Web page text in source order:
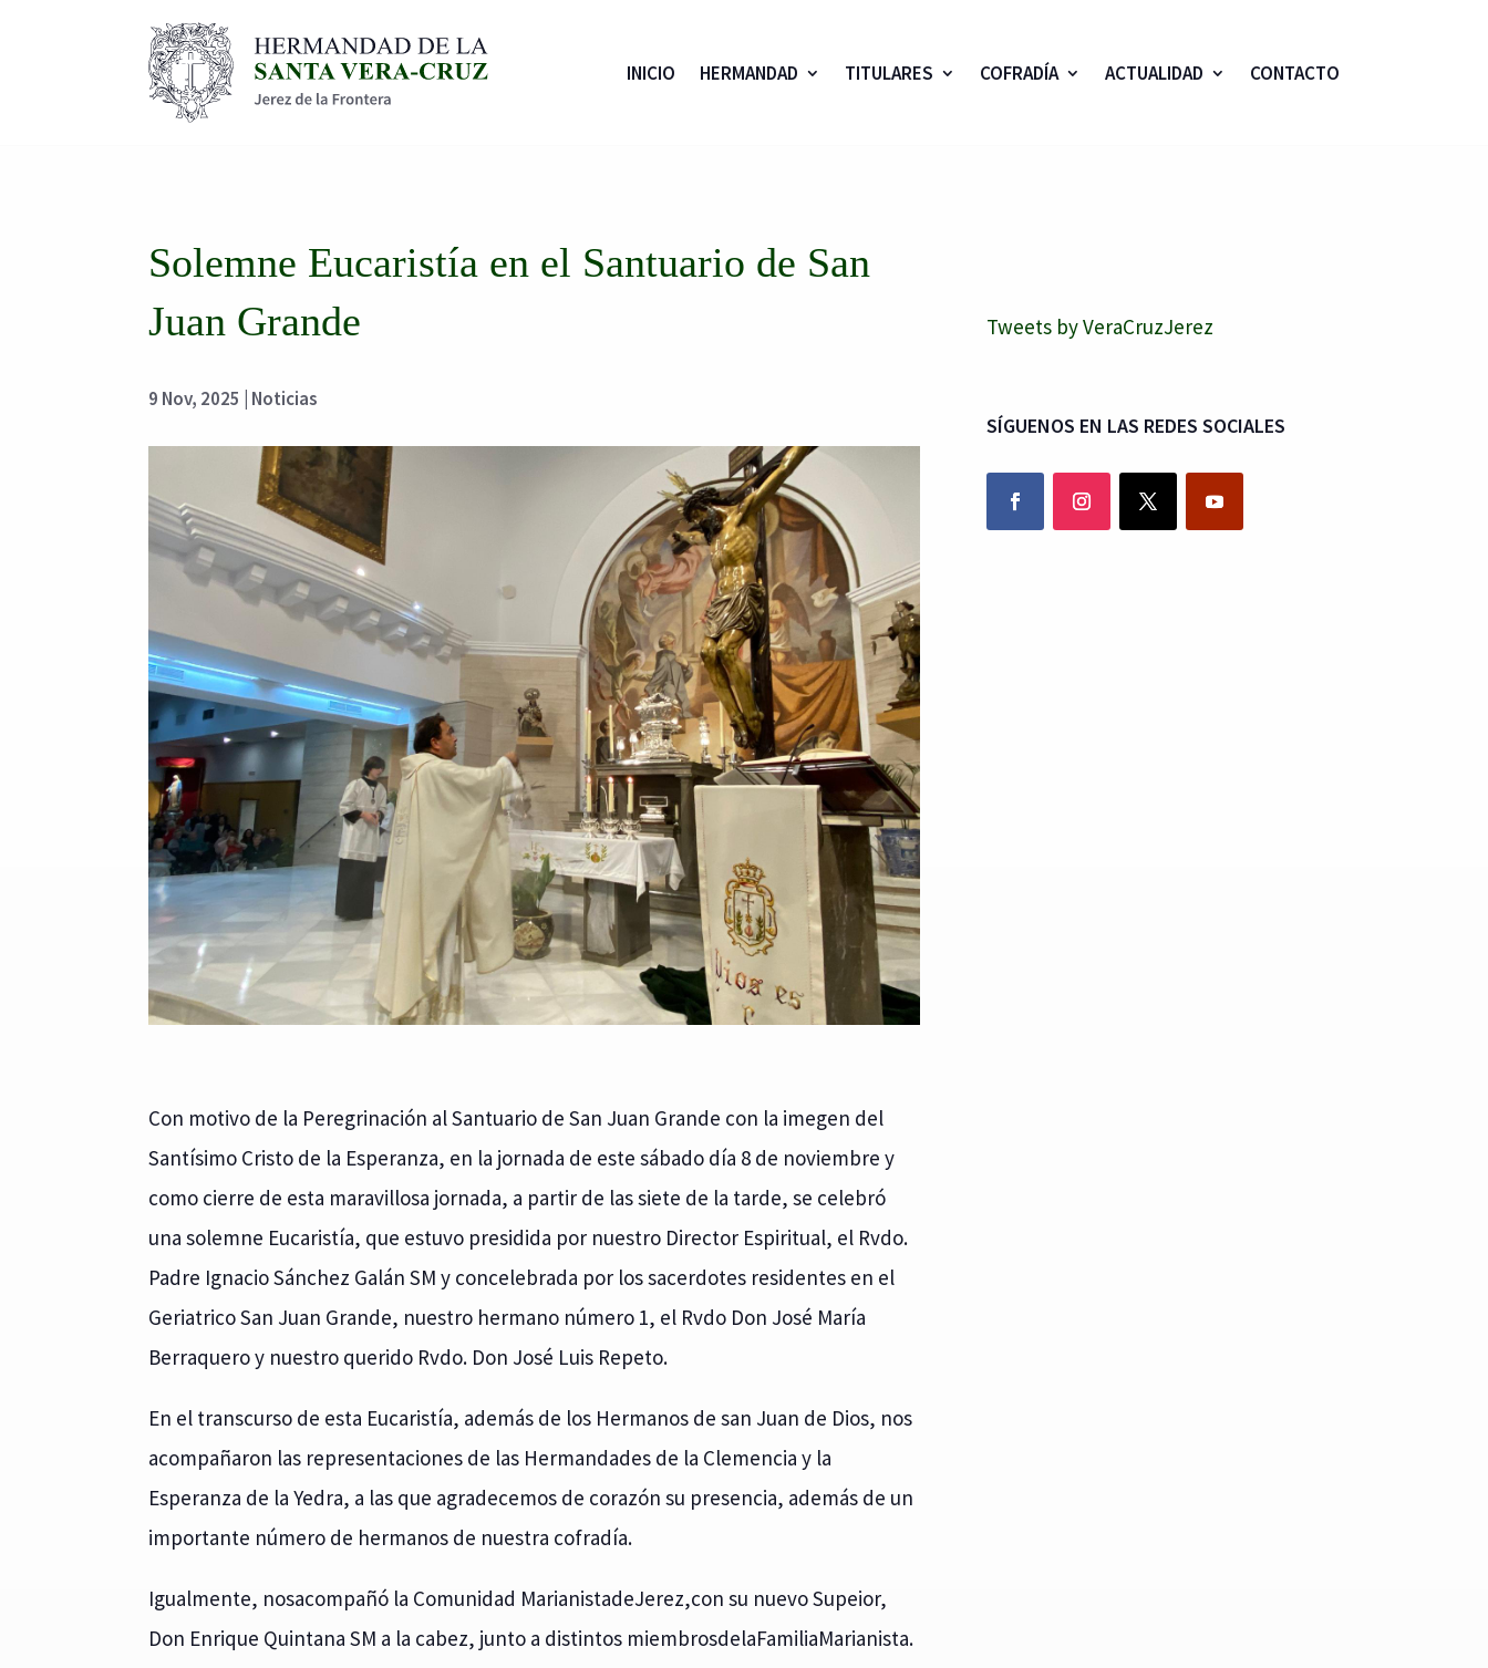
INICIO HERMANDAD TITULARES COFRADÍA ACTUALIDAD CONTACTO
Solemne Eucaristía en el Santuario de San
Juan Grande
9 Nov, 2025 Noticias
Con motivo de la Peregrinación al Santuario de San Juan Grande con la imegen del
Santísimo Cristo de la Esperanza, en la jornada de este sábado día 8 de noviembre y
como cierre de esta maravillosa jornada, a partir de las siete de la tarde, se celebró
una solemne Eucaristía, que estuvo presidida por nuestro Director Espiritual, el Rvdo.
Padre Ignacio Sánchez Galán SM y concelebrada por los sacerdotes residentes en el
Geriatrico San Juan Grande, nuestro hermano número 1, el Rvdo Don José María
Berraquero y nuestro querido Rvdo. Don José Luis Repeto.
En el transcurso de esta Eucaristía, además de los Hermanos de san Juan de Dios, nos
acompañaron las representaciones de las Hermandades de la Clemencia y la
Esperanza de la Yedra, a las que agradecemos de corazón su presencia, además de un
importante número de hermanos de nuestra cofradía.
Igualmente, nosacompañó la Comunidad MarianistadeJerez,con su nuevo Supeior,
Don Enrique Quintana SM a la cabez, junto a distintos miembrosdelaFamiliaMarianista.
Tweets by VeraCruzJerez
SÍGUENOS EN LAS REDES SOCIALES